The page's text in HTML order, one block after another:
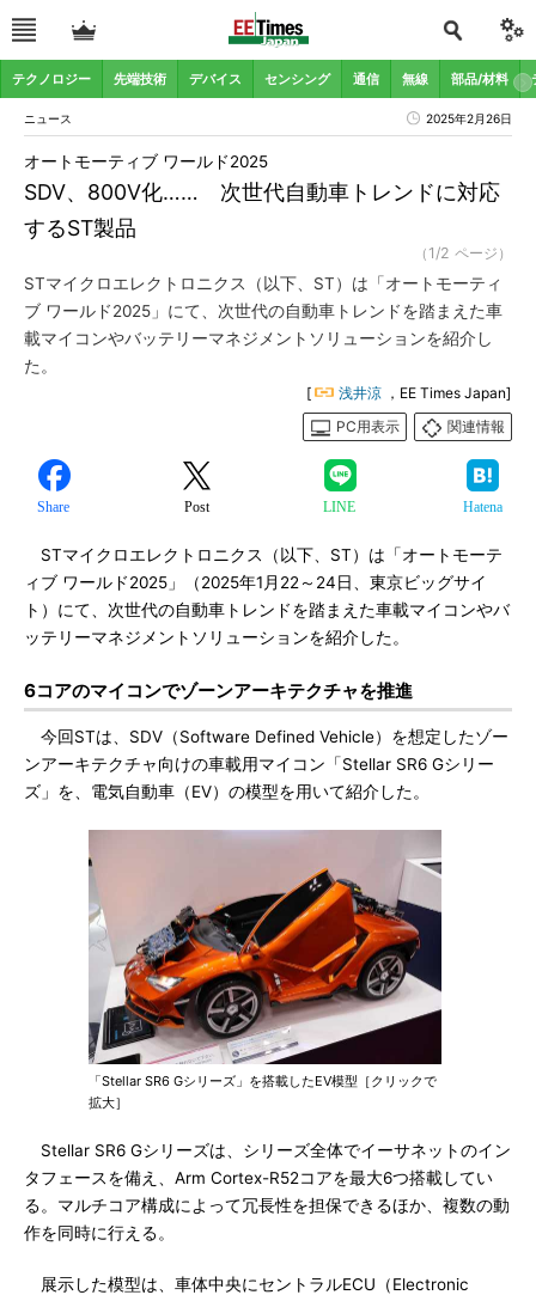
テクノロジー 先端技術 デバイス センシング 通信 無線 部品/材料
ニュース 2025年2月26日
SDV、800V化…… 次世代自動車トレンドに対応
するST製品
オートモーティブ ワールド2025
（1/2 ページ）
STマイクロエレクトロニクス（以下、ST）は「オートモーティ
ブ ワールド2025」にて、次世代の自動車トレンドを踏まえた車
載マイコンやバッテリーマネジメントソリューションを紹介し
た。
[ 浅井涼 ，EE Times Japan]
PC用表示
関連情報
Share Post LINE Hatena
STマイクロエレクトロニクス（以下、ST）は「オートモーテ
ィブ ワールド2025」（2025年1月22～24日、東京ビッグサイ
ト）にて、次世代の自動車トレンドを踏まえた車載マイコンやバ
ッテリーマネジメントソリューションを紹介した。
6コアのマイコンでゾーンアーキテクチャを推進
今回STは、SDV（Software Defined Vehicle）を想定したゾー
ンアーキテクチャ向けの車載用マイコン「Stellar SR6 Gシリー
ズ」を、電気自動車（EV）の模型を用いて紹介した。
「Stellar SR6 Gシリーズ」を搭載したEV模型［クリックで
拡大］
Stellar SR6 Gシリーズは、シリーズ全体でイーサネットのイン
タフェースを備え、Arm Cortex-R52コアを最大6つ搭載してい
る。マルチコア構成によって冗長性を担保できるほか、複数の動
作を同時に行える。
展示した模型は、車体中央にセントラルECU（Electronic